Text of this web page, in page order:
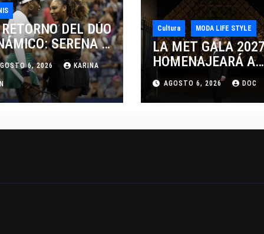
DEL DÚO
SERENA Y
WILLIAMS
LOS
EN
2026
6, 2026 KARINA
Cultura MODA LIFE STYLE
LA MET GALA
HOMENAJEARÁ A
JOHN GALLIANO
MARCANDO EL
REGRESO DEL REY
AGOSTO 6, 2026 DOC